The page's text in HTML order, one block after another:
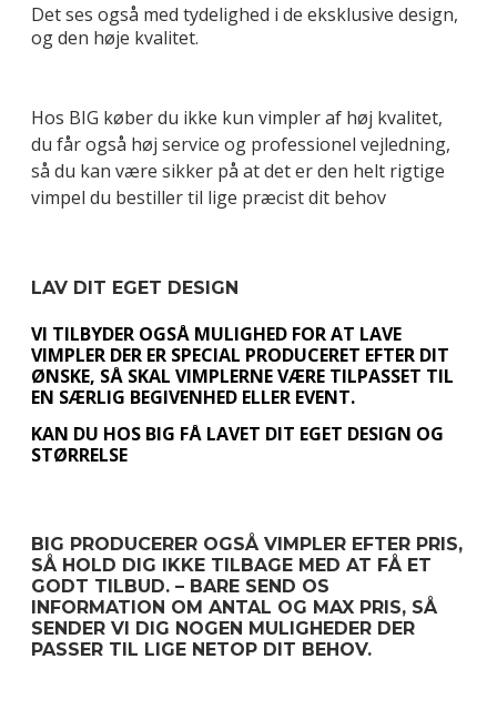
Det ses også med tydelighed i de eksklusive design,
og den høje kvalitet.
Hos BIG køber du ikke kun vimpler af høj kvalitet,
du får også høj service og professionel vejledning,
så du kan være sikker på at det er den helt rigtige
vimpel du bestiller til lige præcist dit behov
LAV DIT EGET DESIGN
VI TILBYDER OGSÅ MULIGHED FOR AT LAVE
VIMPLER DER ER SPECIAL PRODUCERET EFTER DIT
ØNSKE, SÅ SKAL VIMPLERNE VÆRE TILPASSET TIL
EN SÆRLIG BEGIVENHED ELLER EVENT.
KAN DU HOS BIG FÅ LAVET DIT EGET DESIGN OG
STØRRELSE
BIG PRODUCERER OGSÅ VIMPLER EFTER PRIS,
SÅ HOLD DIG IKKE TILBAGE MED AT FÅ ET
GODT TILBUD. – BARE SEND OS
INFORMATION OM ANTAL OG MAX PRIS, SÅ
SENDER VI DIG NOGEN MULIGHEDER DER
PASSER TIL LIGE NETOP DIT BEHOV.